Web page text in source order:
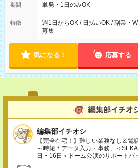
期間 単発・1日のみOK
特徴
週1日からOK / 日払いOK / 副業・
募集
気になる！ 応募する
編集部イチオシ
【完全在宅！】難しい業務なし＆
～時短＊データ入力・事務、＜
日・16日＞ドーム公演のサポートバ